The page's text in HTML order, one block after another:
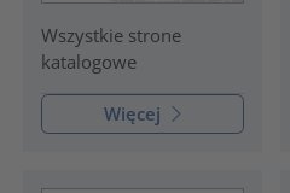
Wszystkie strone
katalogowe
Więcej